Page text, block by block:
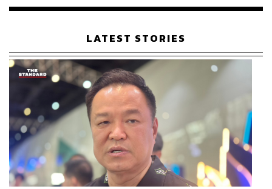
เรือนไทยที่ถูกซุกไว้
LATEST STORIES